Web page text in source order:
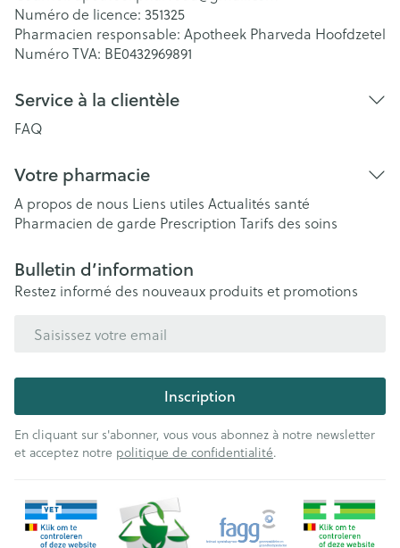
Numéro de licence: 351325
Pharmacien responsable: Apotheek Pharveda Hoofdzetel
Numéro TVA: BE0432969891
Service à la clientèle
FAQ
Votre pharmacie
A propos de nous Liens utiles Actualités santé
Pharmacien de garde Prescription Tarifs des soins
Bulletin d’information
Restez informé des nouveaux produits et promotions
Inscription
En cliquant sur s'abonner, vous vous abonnez à notre newsletter
et acceptez notre politique de confidentialité.